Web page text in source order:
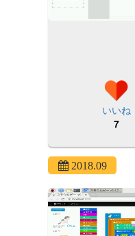
いいね
7
2018.09